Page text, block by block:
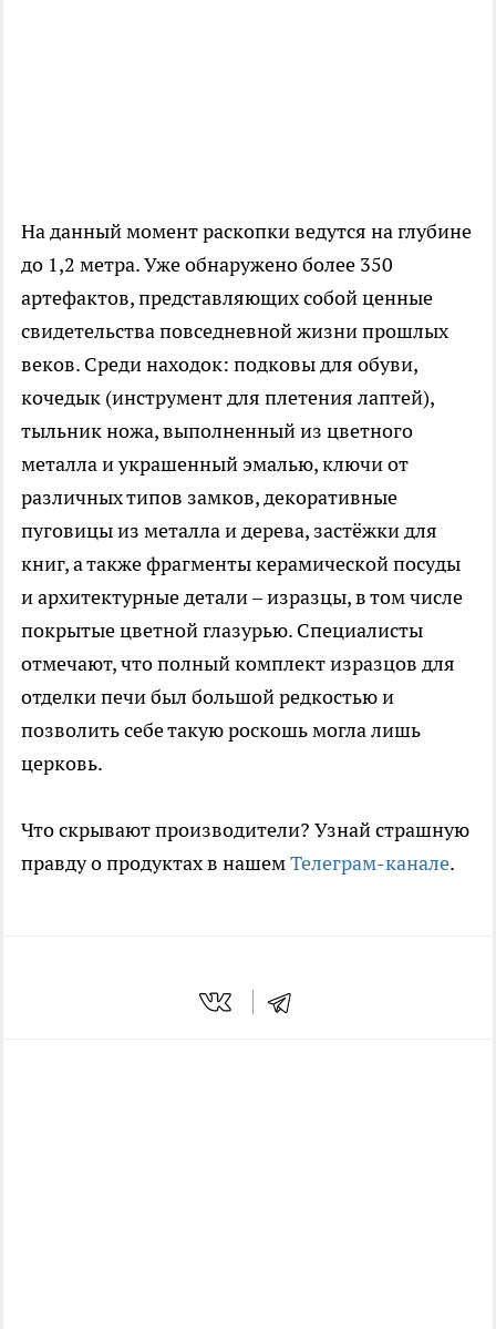
На данный момент раскопки ведутся на глубине
до 1,2 метра. Уже обнаружено более 350
артефактов, представляющих собой ценные
свидетельства повседневной жизни прошлых
веков. Среди находок: подковы для обуви,
кочедык (инструмент для плетения лаптей),
тыльник ножа, выполненный из цветного
металла и украшенный эмалью, ключи от
различных типов замков, декоративные
пуговицы из металла и дерева, застёжки для
книг, а также фрагменты керамической посуды
и архитектурные детали – изразцы, в том числе
покрытые цветной глазурью. Специалисты
отмечают, что полный комплект изразцов для
отделки печи был большой редкостью и
позволить себе такую роскошь могла лишь
церковь.
Что скрывают производители? Узнай страшную
правду о продуктах в нашемТелеграм-канале.